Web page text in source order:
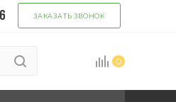
ЗАКАЗАТЬ ЗВОНОК
0